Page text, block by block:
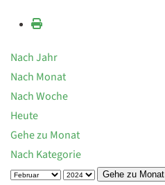
Nach Jahr
Nach Monat
Nach Woche
Heute
Gehe zu Monat
Nach Kategorie
Gehe zu Monat